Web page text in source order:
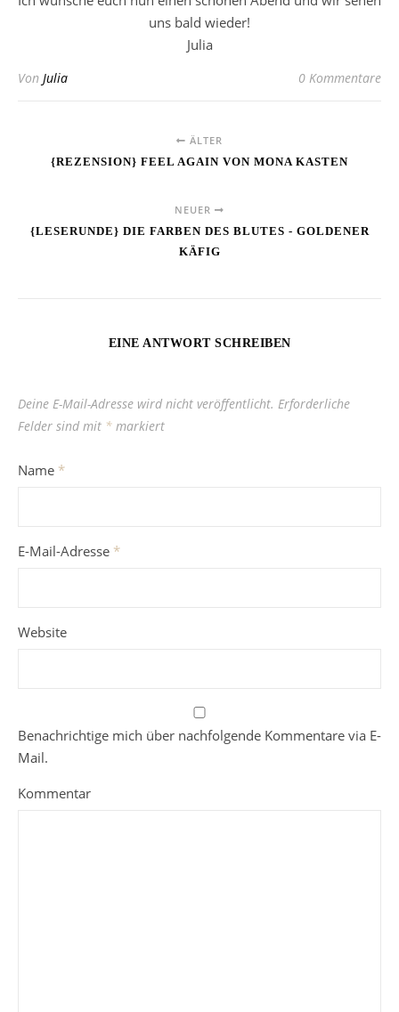
uns bald wieder!
Julia
Von Julia 0 Kommentare
ÄLTER
{REZENSION} FEEL AGAIN VON MONA KASTEN
NEUER
{LESERUNDE} DIE FARBEN DES BLUTES - GOLDENER
KÄFIG
EINE ANTWORT SCHREIBEN
Deine E-Mail-Adresse wird nicht veröffentlicht. Erforderliche
Felder sind mit * markiert
Name *
E-Mail-Adresse *
Website
Benachrichtige mich über nachfolgende Kommentare via E-
Mail.
Kommentar